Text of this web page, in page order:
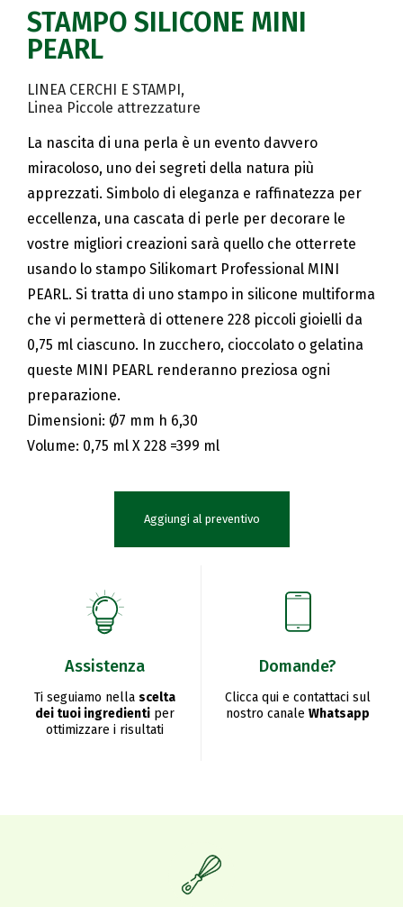
STAMPO SILICONE MINI
PEARL
LINEA CERCHI E STAMPI
Linea Piccole attrezzature
La nascita di una perla è un evento davvero
miracoloso, uno dei segreti della natura più
apprezzati. Simbolo di eleganza e raffinatezza per
eccellenza, una cascata di perle per decorare le
vostre migliori creazioni sarà quello che otterrete
usando lo stampo Silikomart Professional MINI
PEARL. Si tratta di uno stampo in silicone multiforma
che vi permetterà di ottenere 228 piccoli gioielli da
0,75 ml ciascuno. In zucchero, cioccolato o gelatina
queste MINI PEARL renderanno preziosa ogni
preparazione.
Dimensioni: Ø7 mm h 6,30
Volume: 0,75 ml X 228 =399 ml
Aggiungi al preventivo
Assistenza
Ti seguiamo nella scelta
dei tuoi ingredienti per
ottimizzare i risultati
Domande?
Clicca qui e contattaci sul
nostro canale Whatsapp